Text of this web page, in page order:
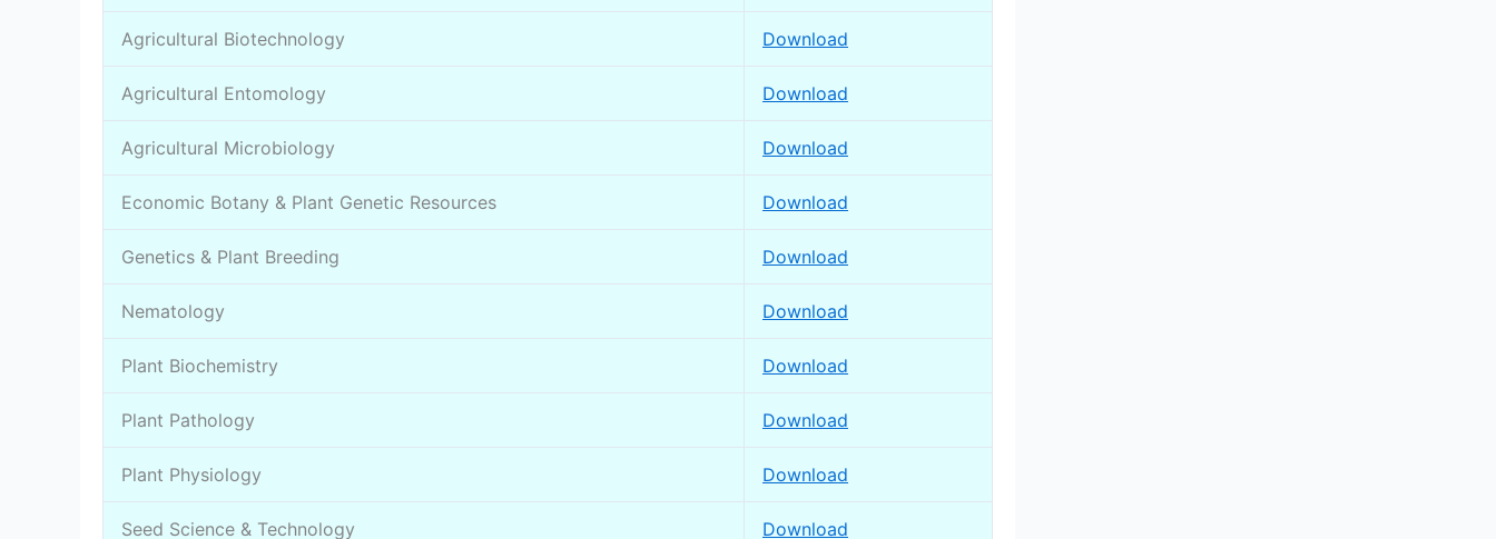
Agricultural Biotechnology Download
Agricultural Entomology Download
Agricultural Microbiology Download
Economic Botany & Plant Genetic Resources Download
Genetics & Plant Breeding Download
Nematology Download
Plant Biochemistry Download
Plant Pathology Download
Plant Physiology Download
Seed Science & Technology Download